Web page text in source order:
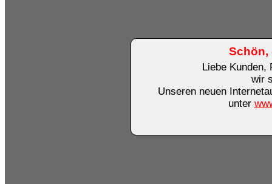
Schön,
Liebe Kunden,
wir
Unseren neuen
unter